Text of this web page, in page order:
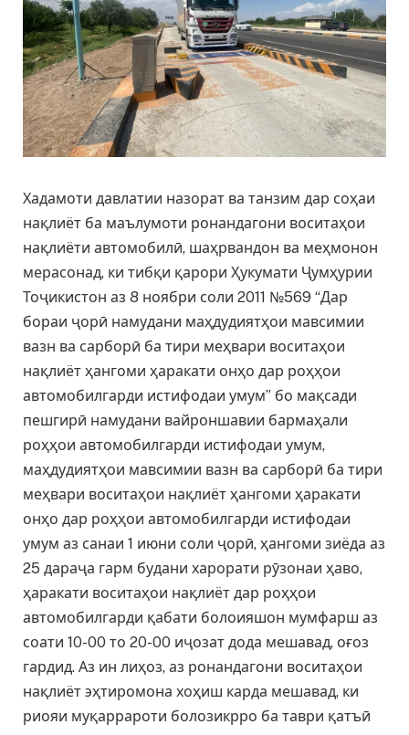
Хадамоти давлатии назорат ва танзим дар соҳаи
нақлиёт ба маълумоти ронандагони воситаҳои
нақлиёти автомобилӣ, шаҳрвандон ва меҳмонон
мерасонад, ки тибқи қарори Ҳукумати Ҷумҳурии
Тоҷикистон аз 8 ноябри соли 2011 №569 “Дар
бораи ҷорӣ намудани маҳдудиятҳои мавсимии
вазн ва сарборӣ ба тири меҳвари воситаҳои
нақлиёт ҳангоми ҳаракати онҳо дар роҳҳои
автомобилгарди истифодаи умум” бо мақсади
пешгирӣ намудани вайроншавии бармаҳали
роҳҳои автомобилгарди истифодаи умум,
маҳдудиятҳои мавсимии вазн ва сарборӣ ба тири
меҳвари воситаҳои нақлиёт ҳангоми ҳаракати
онҳо дар роҳҳои автомобилгарди истифодаи
умум аз санаи 1 июни соли ҷорӣ, ҳангоми зиёда аз
25 дараҷа гарм будани харорати рӯзонаи ҳаво,
ҳаракати воситаҳои нақлиёт дар роҳҳои
автомобилгарди қабати болоияшон мумфарш аз
соати 10-00 то 20-00 иҷозат дода мешавад, оғоз
гардид. Аз ин лиҳоз, аз ронандагони воситаҳои
нақлиёт эҳтиромона хоҳиш карда мешавад, ки
риояи муқаррароти болозикрро ба таври қатъӣ